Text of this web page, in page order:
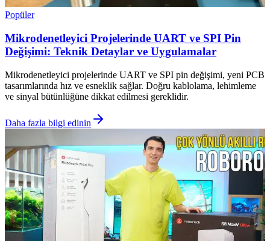
Popüler
Mikrodenetleyici Projelerinde UART ve SPI Pin
Değişimi: Teknik Detaylar ve Uygulamalar
Mikrodenetleyici projelerinde UART ve SPI pin değişimi, yeni PCB
tasarımlarında hız ve esneklik sağlar. Doğru kablolama, lehimleme
ve sinyal bütünlüğüne dikkat edilmesi gereklidir.
Daha fazla bilgi edinin